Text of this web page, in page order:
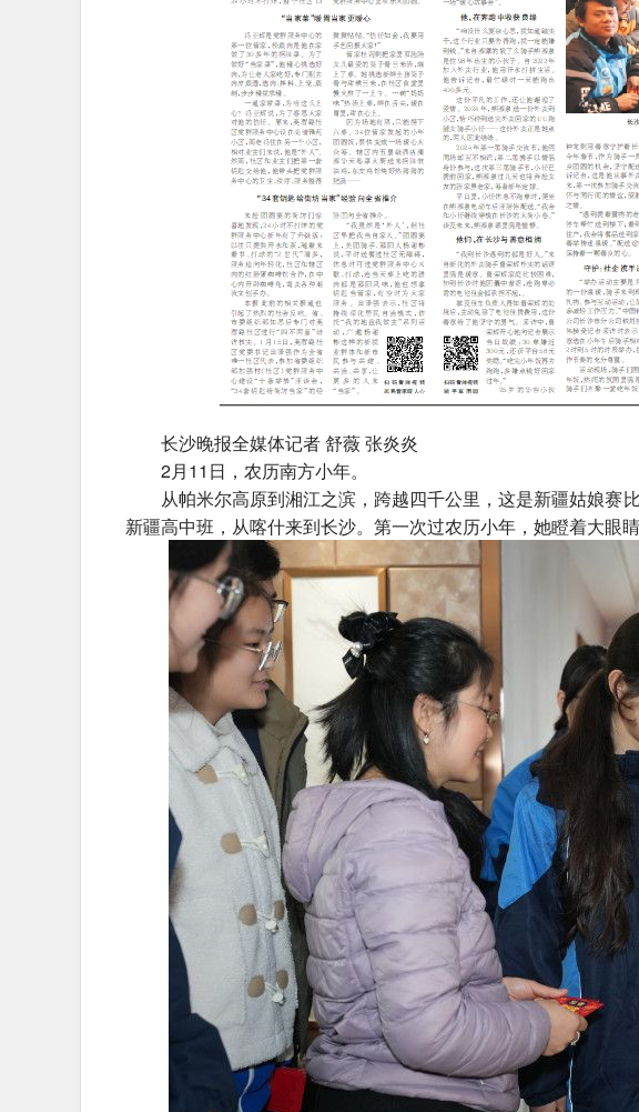
长沙晚报全媒体记者 舒薇 张炎炎
2月11日，农历南方小年。
从帕米尔高原到湘江之滨，跨越四千公里，这是新疆姑娘赛
新疆高中班，从喀什来到长沙。第一次过农历小年，她瞪着大眼睛